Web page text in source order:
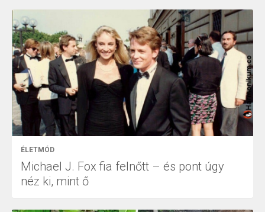
ÉLETMÓD
Michael J. Fox fia felnőtt – és pont úgy
néz ki, mint ő